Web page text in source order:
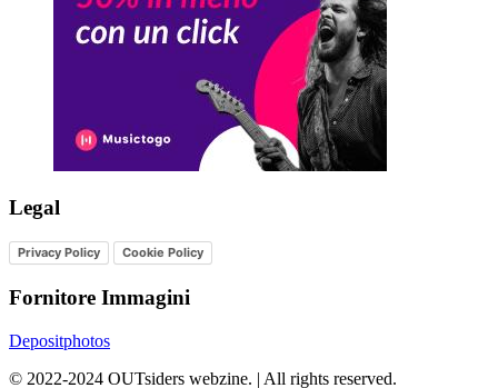
Legal
Privacy Policy Cookie Policy
Fornitore Immagini
Depositphotos
© 2022-2024 OUTsiders webzine. | All rights reserved.